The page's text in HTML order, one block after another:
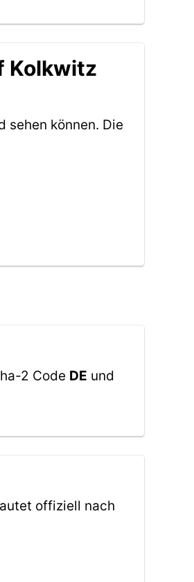
Kolkwitz
sehen können. Die
2 Code DE und
offiziell nach